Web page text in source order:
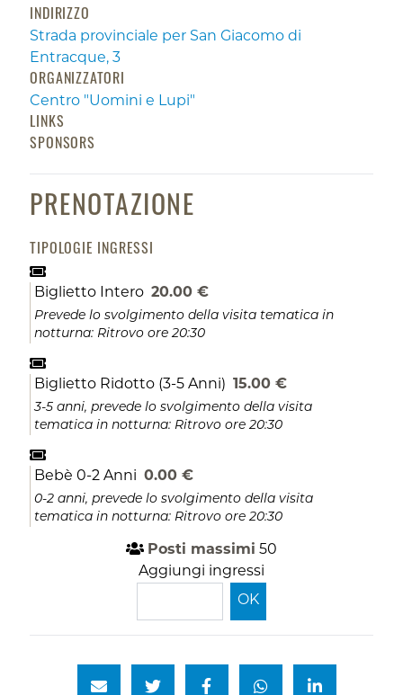
INDIRIZZO
Strada provinciale per San Giacomo di
Entracque, 3
ORGANIZZATORI
Centro "Uomini e Lupi"
LINKS
SPONSORS
PRENOTAZIONE
TIPOLOGIE INGRESSI
Biglietto Intero 20.00 €
Prevede lo svolgimento della visita tematica in
notturna: Ritrovo ore 20:30
Biglietto Ridotto (3-5 Anni) 15.00 €
3-5 anni, prevede lo svolgimento della visita
tematica in notturna: Ritrovo ore 20:30
Bebè 0-2 Anni 0.00 €
0-2 anni, prevede lo svolgimento della visita
tematica in notturna: Ritrovo ore 20:30
Posti massimi 50
Aggiungi ingressi
OK